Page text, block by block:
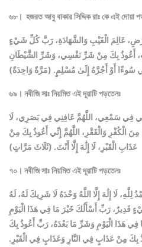
৬৮। হজরত আবু বাকার সিদ্দিক রাঃ কে এই দোয়া
عَالِمَ الْغَيْبِ وَالشَّهَادَةِ، رَبَّ كُلِّ شَيْءٍ
أَعُوذُ بِكَ مِنْ شَرِّ نَفْسِي، وَشَرِّ الشَّيْطَانِ
أَوْ أَجُرَّهُ إِلَىٰ مُسْلِمٍ. (مَرَّةً وَاحِدَةً)
৬৯। নবীজি সাঃ নিয়মিত এই দূয়াটি পড়তেনঃ
فِي سَمْعِي، اللَّهُمَّ عَافِنِي فِي بَصَرِي، لَا
مِنَ الْكُفْرِ وَالْفَقْرِ، اللَّهُمَّ إِنِّي أَعُوذُ بِكَ مِنْ
عَذَابِ الْقَبْرِ، لَا إِلَٰهَ إِلَّا أَنْتَ. (ثَلَاثَ مَرَّاتٍ)
৭০। নবীজি সাঃ নিয়মিত এই দূয়াটি পড়তেনঃ
لِلَّهِ، لَا إِلَٰهَ إِلَّا اللَّهُ وَحْدَهُ لَا شَرِيكَ لَهُ، لَهُ
قَدِيرٌ، رَبِّ أَسْأَلُكَ خَيْرَ مَا فِي هَذَا الْيَوْمِ
هَذَا الْيَوْمِ وَشَرِّ مَا بَعْدَهُ، رَبِّ أَعُوذُ بِكَ
مِنْ عَذَابٍ فِي النَّارِ وَعَذَابٍ فِي الْقَبْرِ.